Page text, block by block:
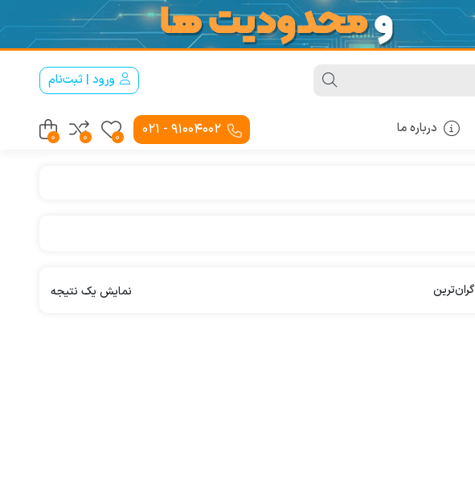
ورود | ثبت‌نام
درباره ما 91004002 - 021
0
0
0
گران‌ترین نمایش یک نتیجه